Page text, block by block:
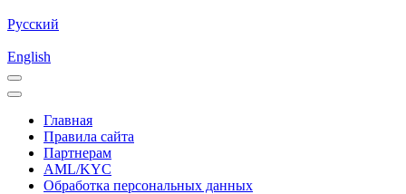
Русский
English
Главная
Правила сайта
Партнерам
AML/KYC
Обработка персональных данных